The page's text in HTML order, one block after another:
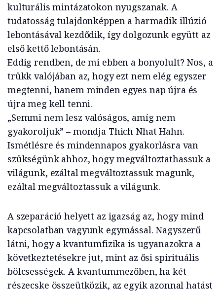
kulturális mintázatokon nyugszanak. A
tudatosság tulajdonképpen a harmadik illúzió
lebontásával kezdődik, így dolgozunk együtt az
első kettő lebontásán.
Eddig rendben, de mi ebben a bonyolult? Nos, a
trükk valójában az, hogy ezt nem elég egyszer
megtenni, hanem minden egyes nap újra és
újra meg kell tenni.
„Semmi nem lesz valóságos, amíg nem
gyakoroljuk” – mondja Thich Nhat Hahn.
Ismétlésre és mindennapos gyakorlásra van
szükségünk ahhoz, hogy megváltoztathassuk a
világunk, ezáltal megváltoztassuk magunk,
ezáltal megváltoztassuk a világunk.
A szeparáció helyett az igazság az, hogy mind
kapcsolatban vagyunk egymással. Nagyszerű
látni, hogy a kvantumfizika is ugyanazokra a
következtetésekre jut, mint az ősi spirituális
bölcsességek. A kvantummezőben, ha két
részecske összeütközik, az egyik azonnal hatást